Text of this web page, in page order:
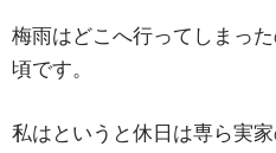
梅雨はどこへ行ってしまっ
頃です。
私はというと休日は専ら実